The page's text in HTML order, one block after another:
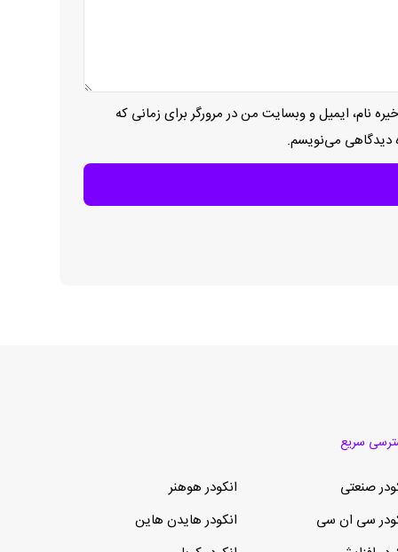
نام، ایمیل و وبسایت من در مرورگر برای زمانی که
دیدگاهی می‌نویسم.
سریع
صنعتی
سی ان سی
انکودر هوهنر
انکودر هایدن هاین